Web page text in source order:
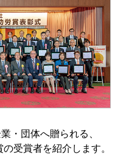
・団体へ贈られる、
受賞者を紹介します。